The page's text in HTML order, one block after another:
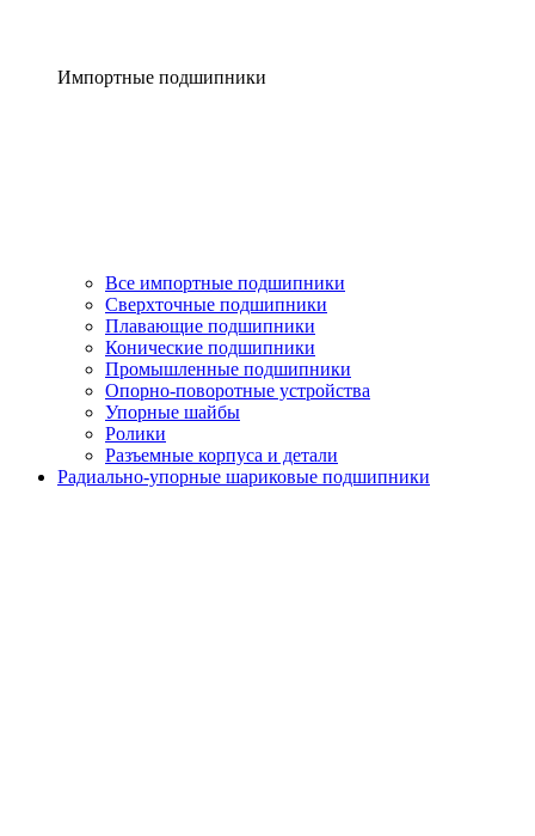
Импортные подшипники
Все импортные подшипники
Сверхточные подшипники
Плавающие подшипники
Конические подшипники
Промышленные подшипники
Опорно-поворотные устройства
Упорные шайбы
Ролики
Разъемные корпуса и детали
Радиально-упорные шариковые подшипники